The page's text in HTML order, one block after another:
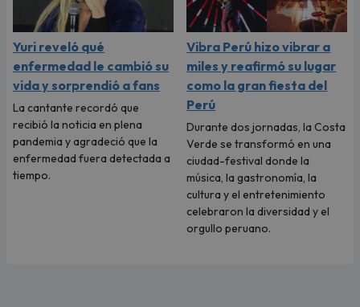
Yuri reveló qué
enfermedad le cambió su
vida y sorprendió a fans
La cantante recordó que
recibió la noticia en plena
pandemia y agradeció que la
enfermedad fuera detectada a
tiempo.
Vibra Perú hizo vibrar a
miles y reafirmó su lugar
como la gran fiesta del
Perú
Durante dos jornadas, la Costa
Verde se transformó en una
ciudad-festival donde la
música, la gastronomía, la
cultura y el entretenimiento
celebraron la diversidad y el
orgullo peruano.